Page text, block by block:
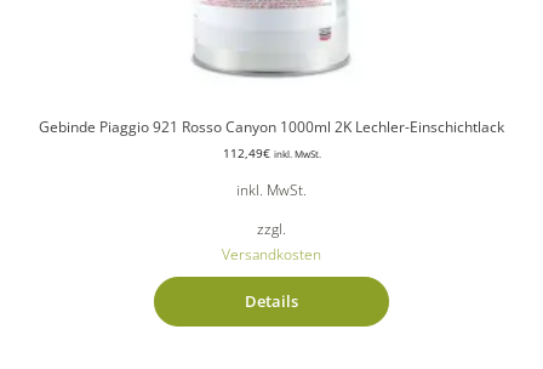
Gebinde Piaggio 921 Rosso Canyon 1000ml 2K Lechler-Einschichtlack
112,49€ inkl. MwSt.
inkl. MwSt.
zzgl.
Versandkosten
Details